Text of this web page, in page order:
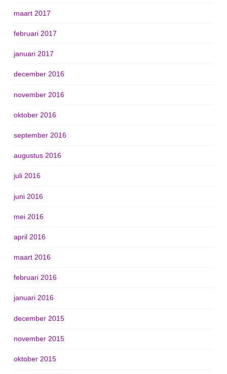
maart 2017
februari 2017
januari 2017
december 2016
november 2016
oktober 2016
september 2016
augustus 2016
juli 2016
juni 2016
mei 2016
april 2016
maart 2016
februari 2016
januari 2016
december 2015
november 2015
oktober 2015